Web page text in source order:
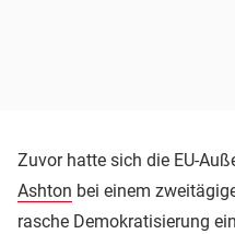
Zuvor hatte sich die EU-
Ashton bei einem
rasche Demokratisierung